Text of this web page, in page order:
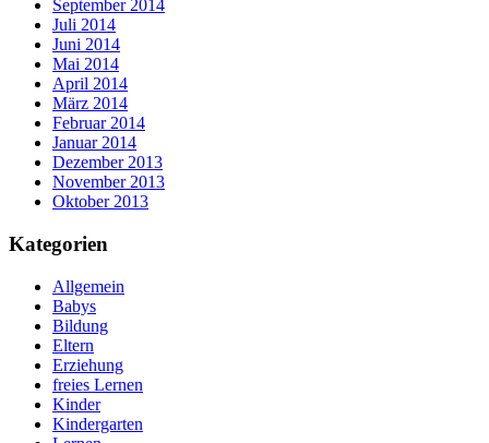
September 2014
Juli 2014
Juni 2014
Mai 2014
April 2014
März 2014
Februar 2014
Januar 2014
Dezember 2013
November 2013
Oktober 2013
Kategorien
Allgemein
Babys
Bildung
Eltern
Erziehung
freies Lernen
Kinder
Kindergarten